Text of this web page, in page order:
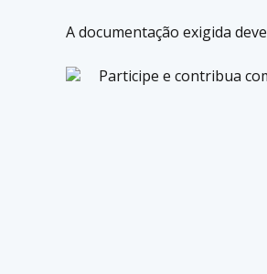
A documentação exigida
Participe e contribua